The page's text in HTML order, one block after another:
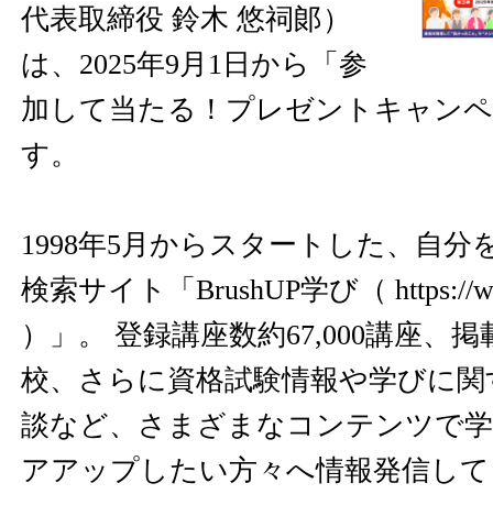
代表取締役 鈴木 悠祠郞）
は、2025年9月1日から「参
加して当たる！プレゼントキャン
す。
1998年5月からスタートした、自分
検索サイト「BrushUP学び（ https://
）」。 登録講座数約67,000講座、
校、さらに資格試験情報や学びに
談など、さまざまなコンテンツで
アアップしたい方々へ情報発信し